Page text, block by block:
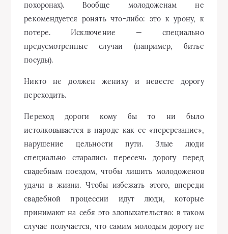
похоронах). Вообще молодоженам не
рекомендуется ронять что-либо: это к урону, к
потере. Исключение — специально
предусмотренные случаи (например, битье
посуды).
Никто не должен жениху и невесте дорогу
переходить.
Переход дороги кому бы то ни было
истолковывается в народе как ее «перерезание»,
нарушение цельности пути. Злые люди
специально старались пересечь дорогу перед
свадебным поездом, чтобы лишить молодоженов
удачи в жизни. Чтобы избежать этого, впереди
свадебной процессии идут люди, которые
принимают на себя это злопыхательство: в таком
случае получается, что самим молодым дорогу не